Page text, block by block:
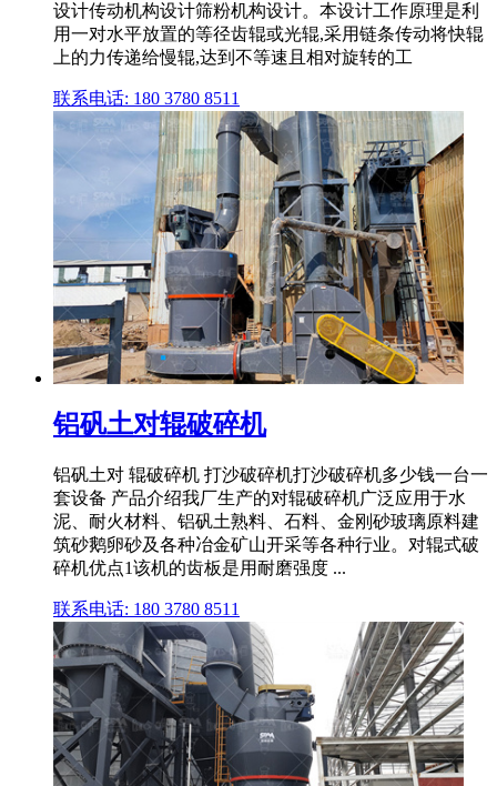
设计传动机构设计筛粉机构设计。本设计工作原理是利
用一对水平放置的等径齿辊或光辊,采用链条传动将快辊
上的力传递给慢辊,达到不等速且相对旋转的工
联系电话: 180 3780 8511
铝矾土对辊破碎机
铝矾土对 辊破碎机 打沙破碎机打沙破碎机多少钱一台一
套设备 产品介绍我厂生产的对辊破碎机广泛应用于水
泥、耐火材料、铝矾土熟料、石料、金刚砂玻璃原料建
筑砂鹅卵砂及各种冶金矿山开采等各种行业。对辊式破
碎机优点1该机的齿板是用耐磨强度 ...
联系电话: 180 3780 8511